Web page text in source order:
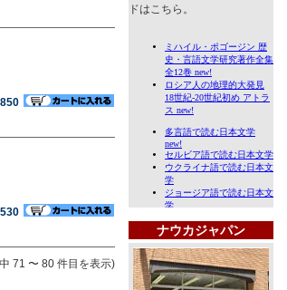
71 〜 80 件目を表示)
ドはこちら。
ナウカジャパン